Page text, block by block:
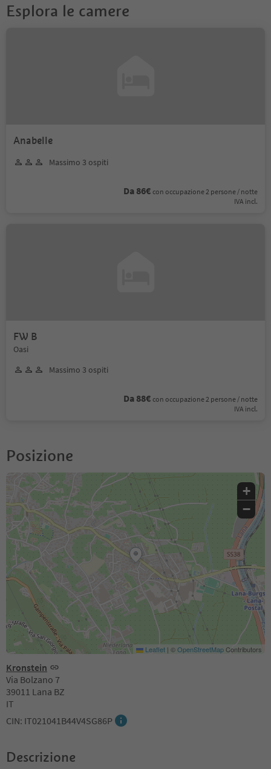
Esplora le camere
Anabelle
Massimo 3 ospiti
Da 86€ con occupazione 2 persone / notte
IVA incl.
FW B
Oasi
Massimo 3 ospiti
Da 88€ con occupazione 2 persone / notte
IVA incl.
Posizione
Kronstein
Via Bolzano 7
39011 Lana BZ
IT
CIN: IT021041B44V4SG86P
+
−
Leaflet | ©OpenStreetMapContributors
Descrizione